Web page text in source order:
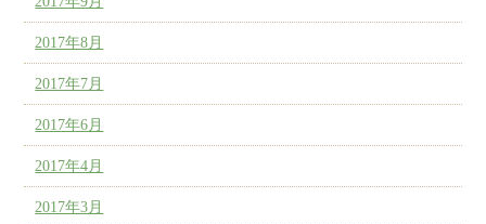
2017年8月
2017年7月
2017年6月
2017年4月
2017年3月